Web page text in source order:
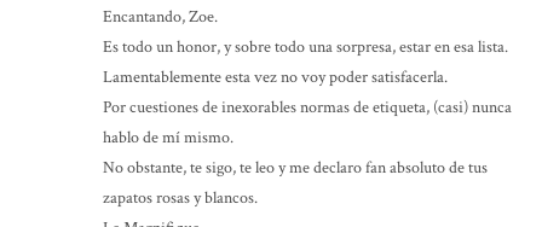
Encantando, Zoe.
Es todo un honor, y sobre todo una sorpresa, estar en esa lista.
Lamentablemente esta vez no voy poder satisfacerla.
Por cuestiones de inexorables normas de etiqueta, (casi) nunca
hablo de mí mismo.
No obstante, te sigo, te leo y me declaro fan absoluto de tus
zapatos rosas y blancos.